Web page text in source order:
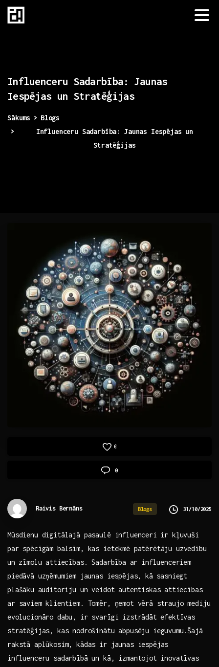
Influenceru Sadarbība:
Jaunas
Iespējas un Stratēģijas
Sākums
Blogs
Influenceru Sadarbība: Jaunas Iespējas un
Stratēģijas
0
0
Raivis Bernāns Blogs 31/10/2025
Mūsdienu digitālajā pasaulē influenceri⁤ ir kļuvuši
par spēcīgām balsīm, kas ietekmē patērētāju ‍uzvedību
un ⁤zīmolu attiecības. Sadarbība⁤ ar influenceriem
piedāvā uzņēmumiem ⁣jaunas iespējas, kā ⁤sasniegt
plašāku⁣ auditoriju un veidot ‌autentiskas⁢ attiecības
ar saviem klientiem.‍ Tomēr, ņemot vērā straujo ⁣mediju⁤
evolucionāro dabu, ir svarīgi izstrādāt ⁢efektīvas
stratēģijas,‌ kas nodrošinātu ​abpusēju ieguvumu.Šajā
rakstā ‌aplūkosim, kādas‍ ir jaunas iespējas
influenceru sadarbībā un ‍kā, izmantojot ⁢inovatīvas ​